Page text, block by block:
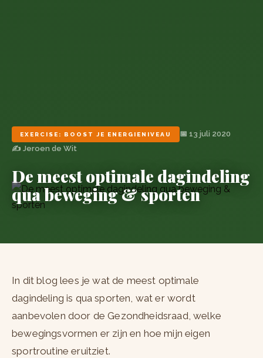
EXERCISE: BOOST JE ENERGIENIVEAU
📅 13 juli 2020
✍️ Jeroen de Wit
De meest optimale dagindeling
qua beweging & sporten
In dit blog lees je wat de meest optimale
dagindeling is qua sporten, wat er wordt
aanbevolen door de Gezondheidsraad, welke
bewegingsvormen er zijn en hoe mijn eigen
sportroutine eruitziet.